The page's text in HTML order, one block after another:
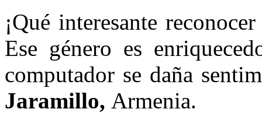
¡Qué interesante
Ese género es
computador se daña
Jaramillo, Armenia.